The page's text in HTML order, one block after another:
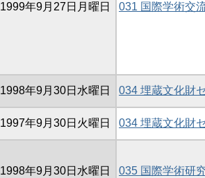
1999年9月27日月曜日 031 国際学術交
1998年9月30日水曜日 034 埋蔵文化財
1997年9月30日火曜日 034 埋蔵文化財
1998年9月30日水曜日 035 国際学術研